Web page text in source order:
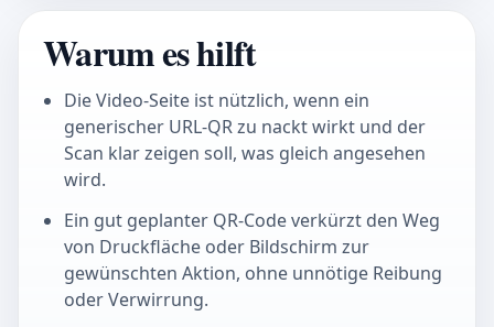
Warum es hilft
Die Video-Seite ist nützlich, wenn ein
generischer URL-QR zu nackt wirkt und der
Scan klar zeigen soll, was gleich angesehen
wird.
Ein gut geplanter QR-Code verkürzt den Weg
von Druckfläche oder Bildschirm zur
gewünschten Aktion, ohne unnötige Reibung
oder Verwirrung.